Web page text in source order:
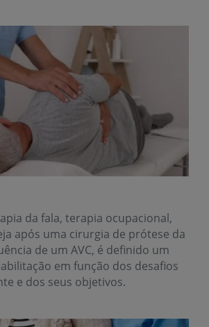
da fala, terapia ocupacional,
após uma cirurgia de prótese da
de um AVC, é definido um
em função dos desafios
e dos seus objetivos.